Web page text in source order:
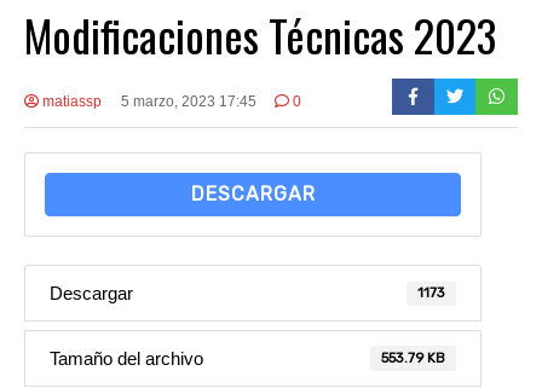
Modificaciones Técnicas 2023
matiassp 5 marzo, 2023 17:45 0
DESCARGAR
Descargar 1173
Tamaño del archivo 553.79 KB